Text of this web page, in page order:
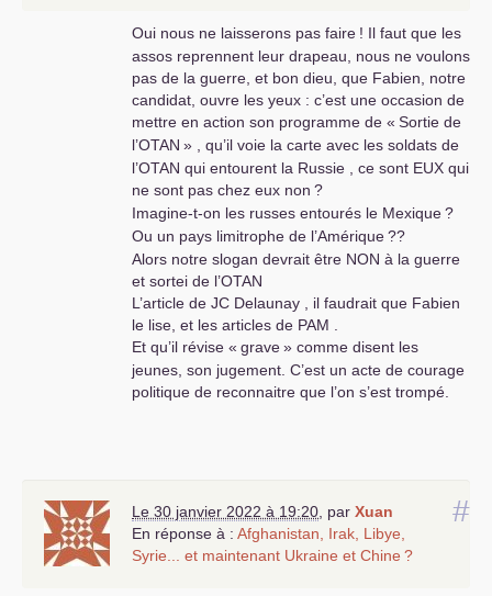
Oui nous ne laisserons pas faire ! Il faut que les
assos reprennent leur drapeau, nous ne voulons
pas de la guerre, et bon dieu, que Fabien, notre
candidat, ouvre les yeux : c’est une occasion de
mettre en action son programme de « Sortie de
l’OTAN » , qu’il voie la carte avec les soldats de
l’OTAN qui entourent la Russie , ce sont EUX qui
ne sont pas chez eux non ?
Imagine-t-on les russes entourés le Mexique?
Ou un pays limitrophe de l’Amérique??
Alors notre slogan devrait être NON à la guerre
et sortei de l’OTAN
L’article de JC Delaunay , il faudrait que Fabien
le lise, et les articles de PAM
Et qu’il révise « grave» comme disent les
jeunes, son jugement. C’est un acte de courage
politique de reconnaitre que l’on s’est trompé.
#
Le 30 janvier 2022 à 19:20 par Xuan
En réponse à : Afghanistan, Irak, Libye,
Syrie... et maintenant Ukraine et Chine ?